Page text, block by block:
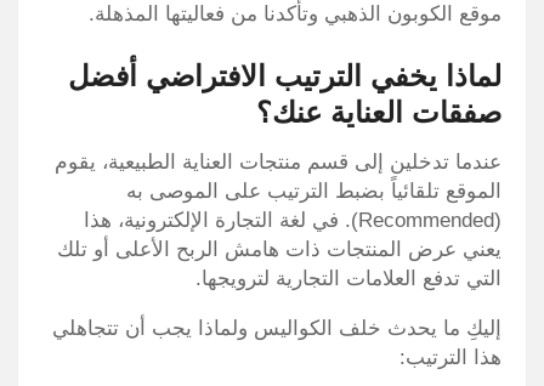
موقع الكوبون الذهبي وتأكدنا من فعاليتها المذهلة.
لماذا يخفي الترتيب الافتراضي أفضل
صفقات العناية عنك؟
عندما تدخلين إلى قسم منتجات العناية الطبيعية، يقوم
الموقع تلقائياً بضبط الترتيب على الموصى به
(Recommended). في لغة التجارة الإلكترونية، هذا
يعني عرض المنتجات ذات هامش الربح الأعلى أو تلك
التي تدفع العلامات التجارية لترويجها.
إليكِ ما يحدث خلف الكواليس ولماذا يجب أن تتجاهلي
هذا الترتيب: